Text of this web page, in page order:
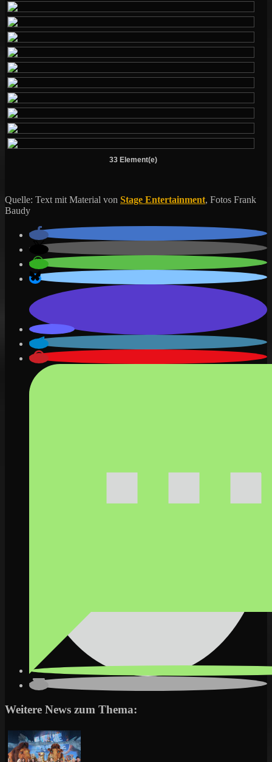
33 Element(e)
Quelle: Text mit Material von Stage Entertainment, Fotos Frank
Baudy
Weitere News zum Thema: